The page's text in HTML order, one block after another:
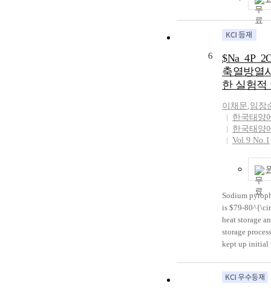
temperature
This was due
density of the
7℃, inlet
of melting
were higher
downward.
total melting
as it's
inlet
6
축열방열
한 실험적
이채문,임장
한국태양
한국태양
Vol.9 No.1
Sodium
is $79-
heat storage
storage
kept up initial